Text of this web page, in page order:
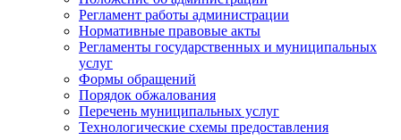
Регламент работы администрации
Нормативные правовые акты
Регламенты государственных и муниципальных
услуг
Формы обращений
Порядок обжалования
Перечень муниципальных услуг
Технологические схемы предоставления